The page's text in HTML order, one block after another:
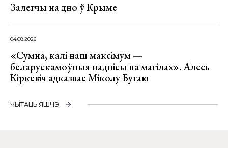
Залегчы на дно ў Крыме
04.08.2026
«Сумна, калі наш максімум —
беларускамоўныя надпісы на магілах». Алесь
Кіркевіч адказвае Міколу Бугаю
ЧЫТАЦЬ ЯШЧЭ